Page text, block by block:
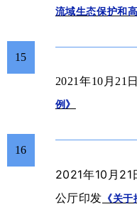
流域生态保护和
15
2021年10月21
例》
16
2021年10月21
公厅印发 《关